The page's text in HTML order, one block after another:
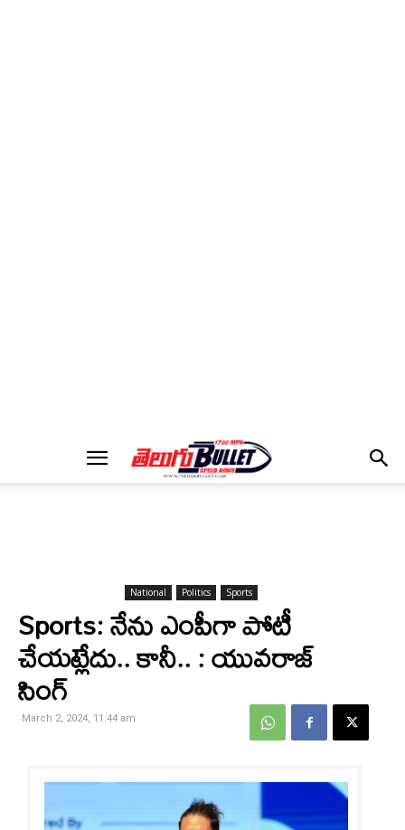
National Politics Sports
Sports: నేను ఎంపీగా పోటీ
చేయట్లేదు.. కానీ.. : యువరాజ్
సింగ్
March 2, 2024, 11:44 am